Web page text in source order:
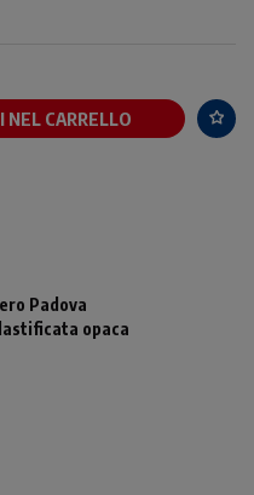
NEL CARRELLO
Padova
opaca